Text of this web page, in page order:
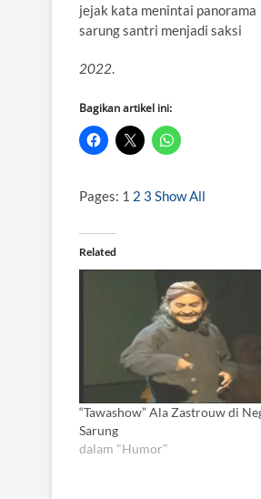
jejak kata menintai panorama
sarung santri menjadi saksi
2022.
Bagikan artikel ini:
Pages: 1 2 3 Show All
Related
“Tawashow” Ala Zastrouw di
Sarung
dalam "Humor"